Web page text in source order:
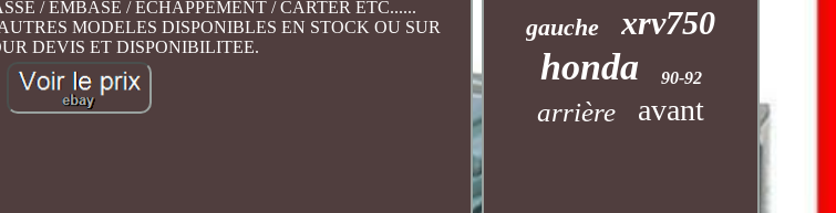
/ EMBASE / ECHAPPEMENT / CARTER ETC......
MODELES DISPONIBLES EN STOCK OU SUR
DEVIS ET DISPONIBILITEE.
gauche xrv750
honda 90-92
arrière avant